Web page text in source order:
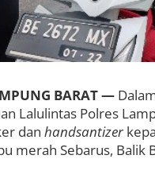
BARAT —
Lalulintas Polres
dan handsantizer
merah Sebarus, Balik